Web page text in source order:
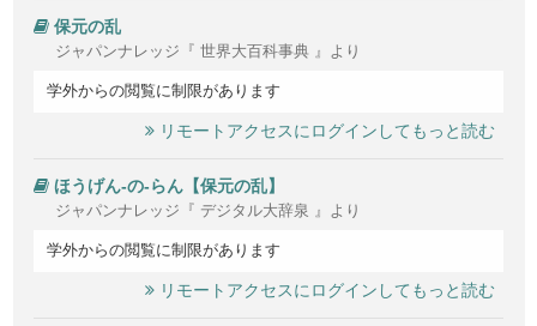
保元の乱
ジャパンナレッジ『 世界大百科事典 』より
学外からの閲覧に制限があります
リモートアクセスにログインしてもっと読む
ほうげん‐の‐らん【保元の乱】
ジャパンナレッジ『 デジタル大辞泉 』より
学外からの閲覧に制限があります
リモートアクセスにログインしてもっと読む